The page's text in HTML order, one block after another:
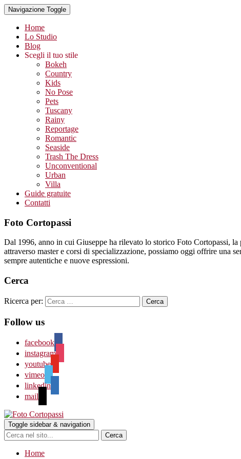
Navigazione Toggle
Home
Lo Studio
Blog
Scegli il tuo stile
Bokeh
Country
Kids
No Pose
Pets
Tuscany
Rainy
Reportage
Romantic
Seaside
Trash The Dress
Unconventional
Urban
Villa
Guide gratuite
Contatti
Foto Cortopassi
Dal 1996, anno in cui Giuseppe ha rilevato lo storico Foto Cortopassi,
attraverso master e corsi di specializzazione, possiamo oggi offrire una
sempre autentiche e nuove espressioni.
Cerca
Ricerca per:
Follow us
facebook
instagram
youtube
vimeo
linkedin
mail
Toggle sidebar & navigation
Home